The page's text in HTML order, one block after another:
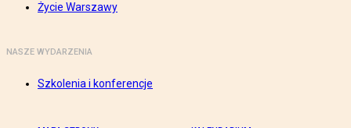
Życie Warszawy
NASZE WYDARZENIA
Szkolenia i konferencje